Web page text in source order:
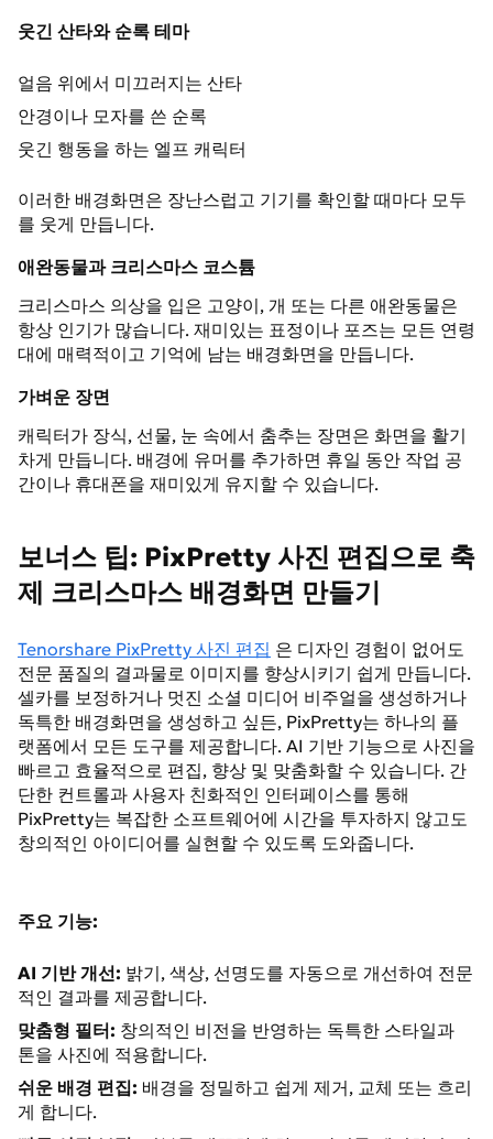
웃긴 산타와 순록 테마
얼음 위에서 미끄러지는 산타
안경이나 모자를 쓴 순록
웃긴 행동을 하는 엘프 캐릭터
이러한 배경화면은 장난스럽고 기기를 확인할 때마다 모두
를 웃게 만듭니다.
애완동물과 크리스마스 코스튬
크리스마스 의상을 입은 고양이, 개 또는 다른 애완동물은
항상 인기가 많습니다. 재미있는 표정이나 포즈는 모든 연령
대에 매력적이고 기억에 남는 배경화면을 만듭니다.
가벼운 장면
캐릭터가 장식, 선물, 눈 속에서 춤추는 장면은 화면을 활기
차게 만듭니다. 배경에 유머를 추가하면 휴일 동안 작업 공
간이나 휴대폰을 재미있게 유지할 수 있습니다.
보너스 팁: PixPretty 사진 편집으로 축
제 크리스마스 배경화면 만들기
Tenorshare PixPretty 사진 편집 은 디자인 경험이 없어도
전문 품질의 결과물로 이미지를 향상시키기 쉽게 만듭니다.
셀카를 보정하거나 멋진 소셜 미디어 비주얼을 생성하거나
독특한 배경화면을 생성하고 싶든, PixPretty는 하나의 플
랫폼에서 모든 도구를 제공합니다. AI 기반 기능으로 사진을
빠르고 효율적으로 편집, 향상 및 맞춤화할 수 있습니다. 간
단한 컨트롤과 사용자 친화적인 인터페이스를 통해
PixPretty는 복잡한 소프트웨어에 시간을 투자하지 않고도
창의적인 아이디어를 실현할 수 있도록 도와줍니다.
주요 기능:
AI 기반 개선: 밝기, 색상, 선명도를 자동으로 개선하여 전문
적인 결과를 제공합니다.
맞춤형 필터: 창의적인 비전을 반영하는 독특한 스타일과
톤을 사진에 적용합니다.
쉬운 배경 편집: 배경을 정밀하고 쉽게 제거, 교체 또는 흐리
게 합니다.